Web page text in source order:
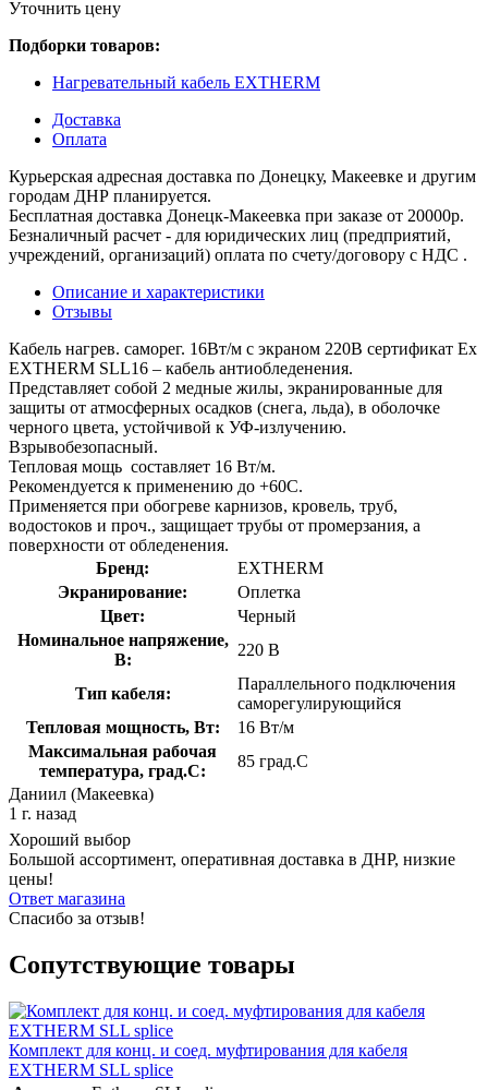
Уточнить цену
Подборки товаров:
Нагревательный кабель EXTHERM
Доставка
Оплата
Курьерская адресная доставка по Донецку, Макеевке и другим
городам ДНР планируется.
Бесплатная доставка Донецк-Макеевка при заказе от 20000р.
Безналичный расчет - для юридических лиц (предприятий,
учреждений, организаций) оплата по счету/договору с НДС .
Описание и характеристики
Отзывы
Кабель нагрев. саморег. 16Вт/м с экраном 220В сертификат Ex
EXTHERM SLL16 – кабель антиобледенения.
Представляет собой 2 медные жилы, экранированные для
защиты от атмосферных осадков (снега, льда), в оболочке
черного цвета, устойчивой к УФ-излучению.
Взрывобезопасный.
Тепловая мощь составляет 16 Вт/м.
Рекомендуется к применению до +60С.
Применяется при обогреве карнизов, кровель, труб,
водостоков и проч., защищает трубы от промерзания, а
поверхности от обледенения.
Бренд:
EXTHERM
Экранирование:
Оплетка
Цвет:
Черный
Номинальное напряжение,
В:
220 В
Тип кабеля:
Параллельного подключения
саморегулирующийся
Тепловая мощность, Вт:
16 Вт/м
Максимальная рабочая
температура, град.C:
85 град.C
Даниил (Макеевка)
1 г. назад
Хороший выбор
Большой ассортимент, оперативная доставка в ДНР, низкие
цены!
Ответ магазина
Спасибо за отзыв!
Сопутствующие товары
Комплект для конц. и соед. муфтирования для кабеля
EXTHERM SLL splice